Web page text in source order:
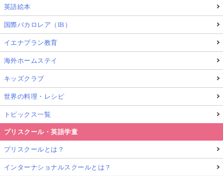
英語絵本
国際バカロレア（IB）
イエナプラン教育
海外ホームステイ
キッズクラブ
世界の料理・レシピ
トピックス一覧
プリスクール・英語学童
プリスクールとは？
インターナショナルスクールとは？